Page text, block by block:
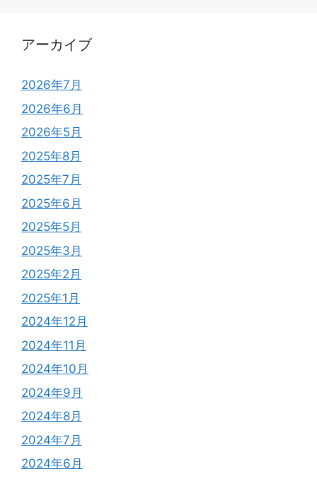
アーカイブ
2026年7月
2026年6月
2026年5月
2025年8月
2025年7月
2025年6月
2025年5月
2025年3月
2025年2月
2025年1月
2024年12月
2024年11月
2024年10月
2024年9月
2024年8月
2024年7月
2024年6月